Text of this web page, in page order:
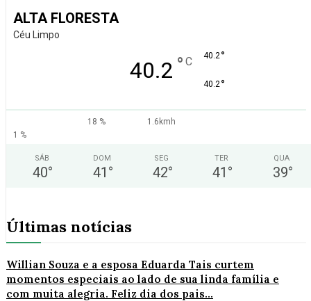
ALTA FLORESTA
Céu Limpo
40.2 ° C 40.2°
40.2°
18 %
1.6kmh
1 %
SÁB
40°
DOM
41 °
SEG
42°
TER
41 °
QUA
39°
Últimas notícias
Willian Souza e a esposa Eduarda Tais curtem
momentos especiais ao lado de sua linda família e
com muita alegria. Feliz dia dos pais...